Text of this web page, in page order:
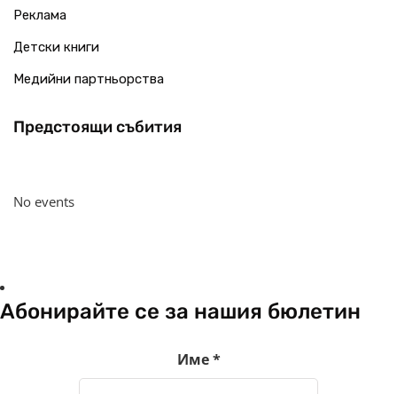
Реклама
Детски книги
Медийни партньорства
Предстоящи събития
No events
Абонирайте се за нашия бюлетин
Име*